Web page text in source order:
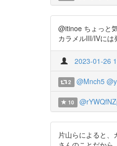
@itinoe ちょっと
カラメルIII/IVに
2023-01-26
2 @Mnch5
10
片山らによると